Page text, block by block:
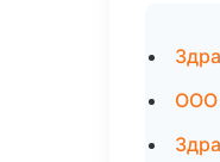
ООО